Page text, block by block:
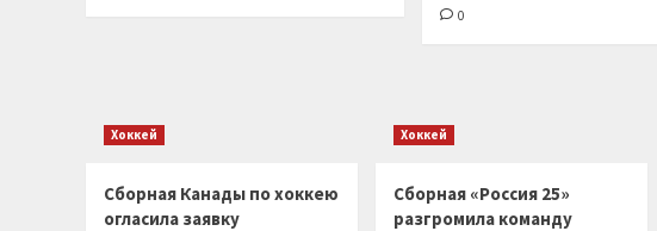
0
Хоккей
Сборная Канады по хоккею
огласила заявку
Хоккей
Сборная «Россия 25»
разгромила команду